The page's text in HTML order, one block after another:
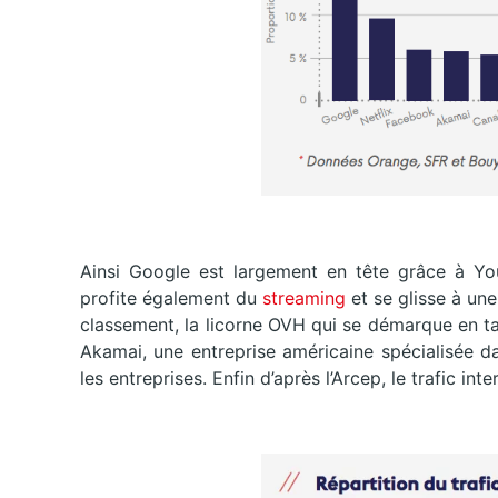
Ainsi Google est largement en tête grâce à
profite également du streaming et se glisse à
classement, la licorne OVH qui se démarque en
Akamai, une entreprise américaine spécialisée
les entreprises. Enfin d’après l’Arcep, le trafic